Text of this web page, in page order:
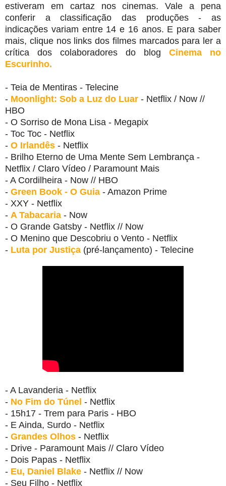
estiveram em cartaz nos cinemas. Vale a pena
conferir a classificação das produções - as
indicações variam entre 14 e 16 anos. E para saber
mais, clique nos links dos filmes marcados para ler a
crítica dos colaboradores do blog
Cinema no
Escurinho.
- Teia de Mentiras - Telecine
- Moonlight: Sob a Luz do Luar - Netflix / Now //
HBO
- O Sorriso de Mona Lisa - Megapix
- Toc Toc - Netflix
- O Irlandês - Netflix
- Brilho Eterno de Uma Mente Sem Lembrança -
Netflix / Claro Vídeo / Paramount Mais
- A Cordilheira - Now // HBO
- Green Book - O Guia - Amazon Prime
- XXY - Netflix
- A Tabacaria - Now
- O Grande Gatsby - Netflix // Now
- O Menino que Descobriu o Vento - Netflix
- Luta por Justiça (pré-lançamento) - Telecine
- A Lavanderia - Netflix
- No Fim do Túnel - Netflix
- 15h17 - Trem para Paris - HBO
- E Ainda, Surdo - Netflix
- Grandes Olhos - Netflix
- Drive - Paramount Mais // Claro Vídeo
- Dois Papas - Netflix
- Eu, Daniel Blake - Netflix // Now
- Seu Filho - Netflix